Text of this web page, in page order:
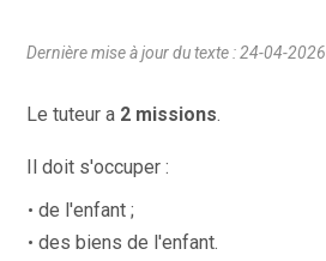
Dernière mise à jour du texte : 24-04-2026
Le tuteur a 2 missions.
Il doit s'occuper :
de l'enfant ;
des biens de l'enfant.